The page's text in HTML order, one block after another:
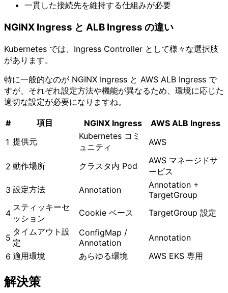
一貫した接続先を維持する仕組みが必要
NGINX Ingress と ALB Ingress の違い
Kubernetes では、Ingress Controller として様々な選択肢
があります。
特に一般的なのが NGINX Ingress と AWS ALB Ingress で
すが、それぞれ設定方法や機能が異なるため、環境に応じた
適切な設定が必要になりますね。
# 項目 NGINX Ingress
AWS ALB Ingress
1 提供元
Kubernetes コミ
ュニティ
AWS
2 動作場所 クラスタ内 Pod
AWS マネージドサ
ービス
3 設定方法 Annotation
Annotation +
TargetGroup
4
スティッキーセ
ッション
Cookie ベース TargetGroup 設定
5
タイムアウト設
定
ConfigMap /
Annotation
Annotation
6 適用環境 あらゆる環境 AWS EKS 専用
解決策